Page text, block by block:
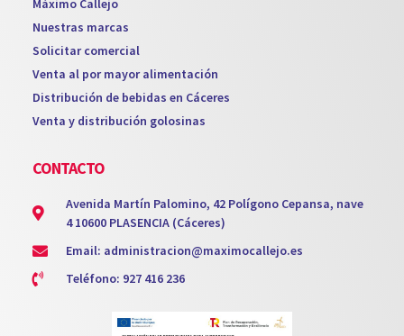
Máximo Callejo
Nuestras marcas
Solicitar comercial
Venta al por mayor alimentación
Distribución de bebidas en Cáceres
Venta y distribución golosinas
CONTACTO
Avenida Martín Palomino, 42 Polígono Cepansa, nave
4 10600 PLASENCIA (Cáceres)
Email: administracion@maximocallejo.es
Teléfono: 927 416 236